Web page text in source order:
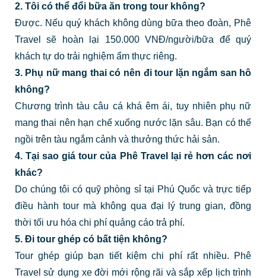
2. Tôi có thể đổi bữa ăn trong tour không?
Được. Nếu quý khách không dùng bữa theo đoàn, Phê
Travel sẽ hoàn lại 150.000 VNĐ/người/bữa để quý
khách tự do trải nghiệm ẩm thực riêng.
3. Phụ nữ mang thai có nên đi tour lặn ngắm san hô
không?
Chương trình tàu câu cá khá êm ái, tuy nhiên phụ nữ
mang thai nên hạn chế xuống nước lặn sâu. Bạn có thể
ngồi trên tàu ngắm cảnh và thưởng thức hải sản.
4. Tại sao giá tour của Phê Travel lại rẻ hơn các nơi
khác?
Do chúng tôi có quỹ phòng sỉ tại Phú Quốc và trực tiếp
điều hành tour mà không qua đại lý trung gian, đồng
thời tối ưu hóa chi phí quảng cáo trả phí.
5. Đi tour ghép có bất tiện không?
Tour ghép giúp bạn tiết kiệm chi phí rất nhiều. Phê
Travel sử dụng xe đời mới rộng rãi và sắp xếp lịch trình